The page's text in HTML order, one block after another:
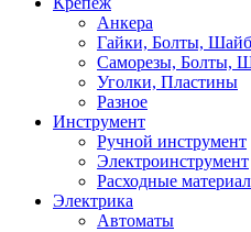
Анкера
Гайки, Болты,
Саморезы, Болты,
Уголки, Пластины
Разное
Инструмент
Ручной инструмент
Электроинструмент
Расходные
Электрика
Автоматы